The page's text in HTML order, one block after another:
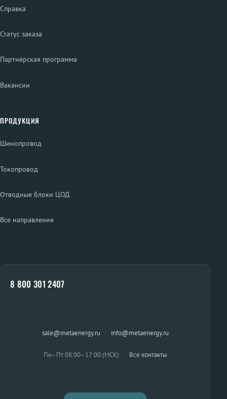
Справка
Статус заказа
Партнёрская программа
Вакансии
ПРОДУКЦИЯ
Шинопровод
Токопровод
Отводные блоки ЦОД
Все направления
8 800 301 2407
sale@metaenergy.ru · info@metaenergy.ru
Пн–Пт 08:00–17:00 (МСК) · Все контакты